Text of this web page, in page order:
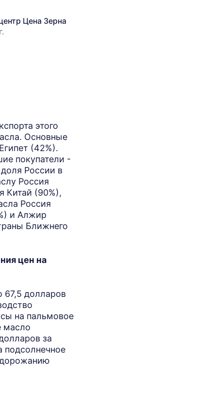
Цена Зерна
этого
Основные
(42%).
покупатели -
России в
Россия
Китай (90%),
Россия
и Алжир
Ближнего
цен на
67,5 долларов
на пальмовое
масло
за
подсолнечное